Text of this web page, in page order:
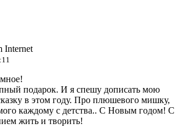
Internet
подарок. И я спешу дописать мою
в этом году. Про плюшевого мишку,
каждому с детства.. С Новым годом! С
жить и творить!